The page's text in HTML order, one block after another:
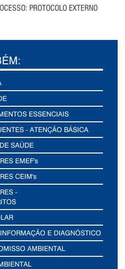
PROTOCOLO EXTERNO
ESSENCIAIS
- ATENÇÃO BÁSICA
SAÚDE
EMEF's
CEIM's
-
E DIAGNÓSTICO
AMBIENTAL